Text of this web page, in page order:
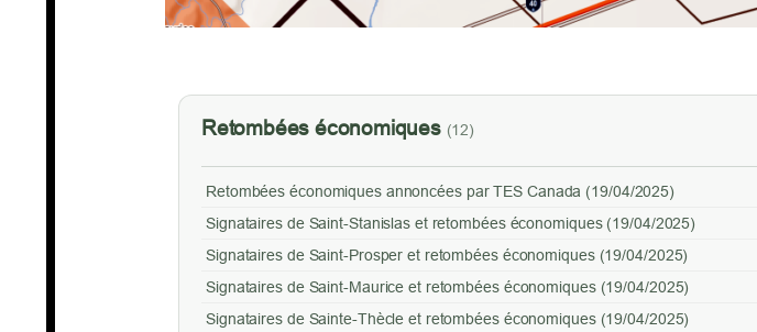
Retombées économiques (12)
Retombées économiques annoncées par TES Canada (19/04/2025)
Signataires de Saint-Stanislas et retombées économiques (19/04/2025)
Signataires de Saint-Prosper et retombées économiques (19/04/2025)
Signataires de Saint-Maurice et retombées économiques (19/04/2025)
Signataires de Sainte-Thècle et retombées économiques (19/04/2025)